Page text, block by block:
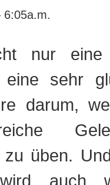
nur eine
sehr
darum,
zu üben.
auch